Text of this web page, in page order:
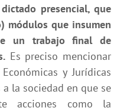
presencial, que
módulos que insumen
un trabajo final de
Es preciso mencionar
y Jurídicas
la sociedad en que se
acciones como la